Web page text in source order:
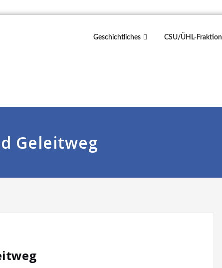
Geschichtliches CSU/ÜHL-Fraktion
Geleitweg